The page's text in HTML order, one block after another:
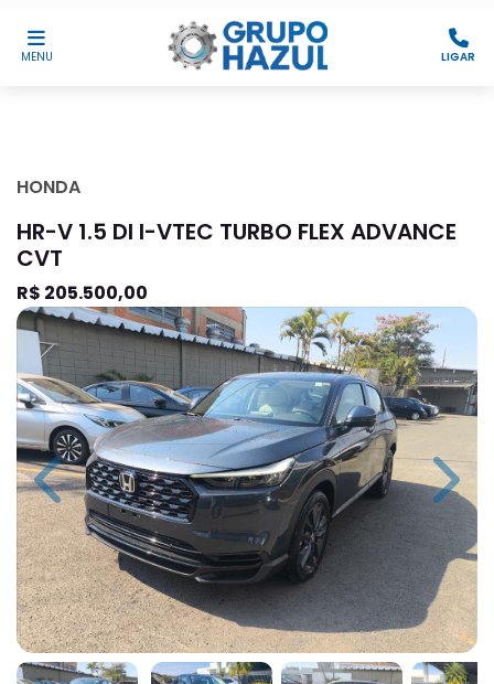
MENU LIGAR
HONDA
HR-V 1.5 DI I-VTEC TURBO FLEX ADVANCE
CVT
R$ 205.500,00
Previous Next